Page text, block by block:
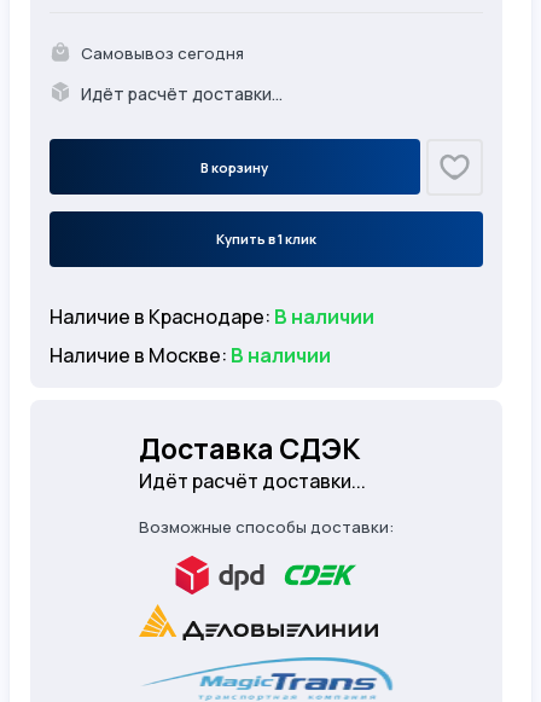
Самовывоз сегодня
Идёт расчёт доставки...
В корзину
Купить в 1 клик
Наличие в Краснодаре: В наличии
Наличие в Москве: В наличии
Доставка СДЭК
Идёт расчёт доставки...
Возможные способы доставки: